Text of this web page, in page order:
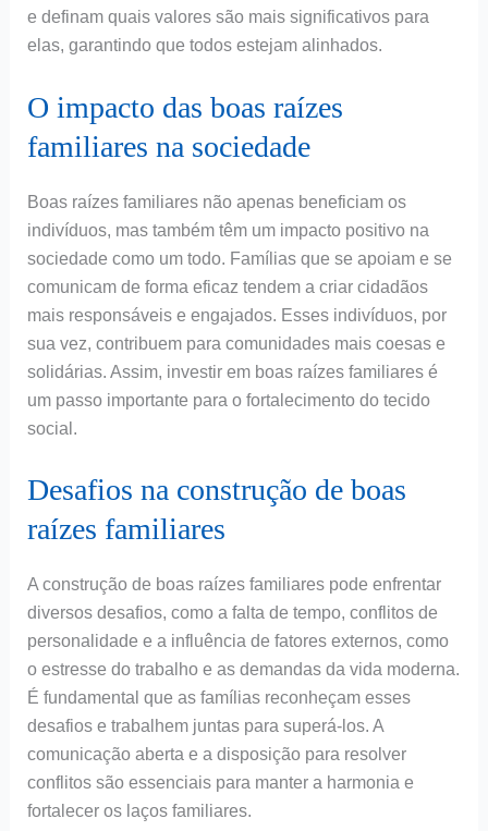
e definam quais valores são mais significativos para
elas, garantindo que todos estejam alinhados.
O impacto das boas raízes
familiares na sociedade
Boas raízes familiares não apenas beneficiam os
indivíduos, mas também têm um impacto positivo na
sociedade como um todo. Famílias que se apoiam e se
comunicam de forma eficaz tendem a criar cidadãos
mais responsáveis e engajados. Esses indivíduos, por
sua vez, contribuem para comunidades mais coesas e
solidárias. Assim, investir em boas raízes familiares é
um passo importante para o fortalecimento do tecido
social.
Desafios na construção de boas
raízes familiares
A construção de boas raízes familiares pode enfrentar
diversos desafios, como a falta de tempo, conflitos de
personalidade e a influência de fatores externos, como
o estresse do trabalho e as demandas da vida moderna.
É fundamental que as famílias reconheçam esses
desafios e trabalhem juntas para superá-los. A
comunicação aberta e a disposição para resolver
conflitos são essenciais para manter a harmonia e
fortalecer os laços familiares.